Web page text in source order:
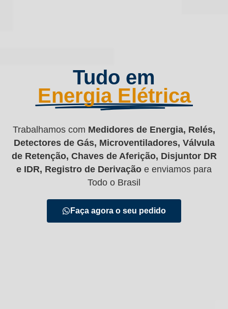
Tudo em
Energia Elétrica
Trabalhamos com Medidores de Energia, Relés,
Detectores de Gás, Microventiladores, Válvula
de Retenção, Chaves de Aferição, Disjuntor DR
e IDR, Registro de Derivação e enviamos para
Todo o Brasil
Faça agora o seu pedido